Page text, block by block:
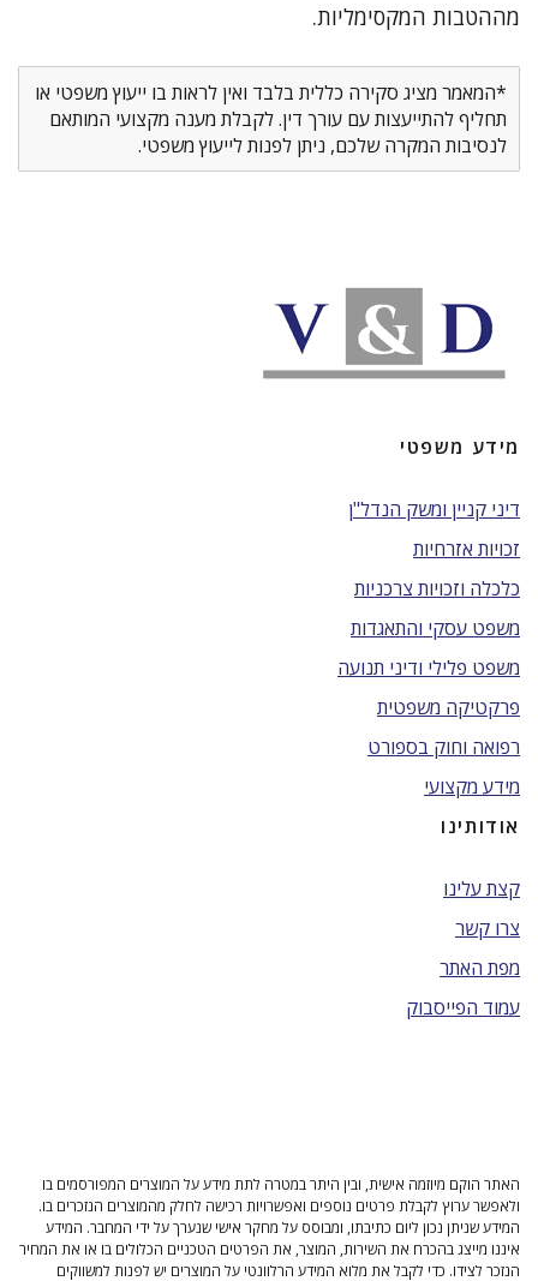
מההטבות המקסימליות.
*המאמר מציג סקירה כללית בלבד ואין לראות בו ייעוץ משפטי או
תחליף להתייעצות עם עורך דין. לקבלת מענה מקצועי המותאם
לנסיבות המקרה שלכם, ניתן לפנות לייעוץ משפטי.
מידע משפטי
דיני קניין ומשק הנדל"ן
זכויות אזרחיות
כלכלה וזכויות צרכניות
משפט עסקי והתאגדות
משפט פלילי ודיני תנועה
פרקטיקה משפטית
רפואה וחוק בספורט
מידע מקצועי
אודותינו
קצת עלינו
צרו קשר
מפת האתר
עמוד הפייסבוק
האתר הוקם מיוזמה אישית, ובין היתר במטרה לתת מידע על המוצרים המפורסמים בו
ולאפשר ערוץ לקבלת פרטים נוספים ואפשרויות רכישה לחלק מהמוצרים הנזכרים בו.
המידע שניתן נכון ליום כתיבתו, ומבוסס על מחקר אישי שנערך על ידי המחבר. המידע
איננו מייצג בהכרח את השירות, המוצר, את הפרטים הטכניים הכלולים בו או את המחיר
הנזכר לצידו. כדי לקבל את מלוא המידע הרלוונטי על המוצרים יש לפנות למשווקים